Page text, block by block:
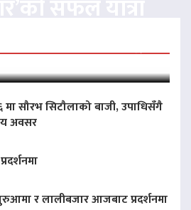
५१औँ दिन पूरा
सौरभ सिटौलाको बाजी, उपाधिसँगै
अवसर
र लालीबजार आजबाट प्रदर्शनमा